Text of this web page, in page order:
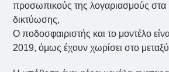
προσωπικούς της λογαριασμούς στα
δικτύωσης,
Ο ποδοσφαιριστής και το μοντέλο
2019, όμως έχουν χωρίσει στο